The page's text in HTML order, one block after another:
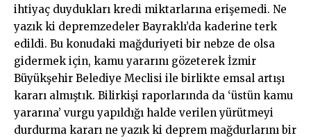
ihtiyaç duydukları kredi miktarlarına erişemedi. Ne
yazık ki depremzedeler Bayraklı’da kaderine terk
edildi. Bu konudaki mağduriyeti bir nebze de olsa
gidermek için, kamu yararını gözeterek İzmir
Büyükşehir Belediye Meclisi ile birlikte emsal artışı
kararı almıştık. Bilirkişi raporlarında da ‘üstün kamu
yararına’ vurgu yapıldığı halde verilen yürütmeyi
durdurma kararı ne yazık ki deprem mağdurlarını bir